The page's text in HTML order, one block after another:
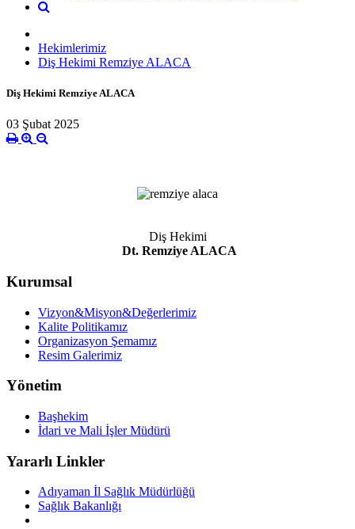
Hekimlerimiz
Diş Hekimi Remziye ALACA
Diş Hekimi Remziye ALACA
03 Şubat 2025
Diş Hekimi
Dt. Remziye ALACA
Kurumsal
Vizyon&Misyon&Değerlerimiz
Kalite Politikamız
Organizasyon Şemamız
Resim Galerimiz
Yönetim
Başhekim
İdari ve Mali İşler Müdürü
Yararlı Linkler
Adıyaman İl Sağlık Müdürlüğü
Sağlık Bakanlığı